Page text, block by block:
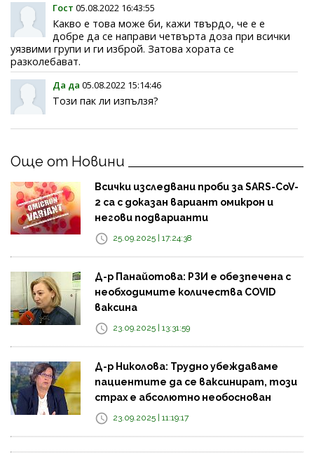
Гост 05.08.2022 16:43:55
Какво е това може би, кажи твърдо, че е е
добре да се направи четвърта доза при всички
уязвими групи и ги изброй. Затова хората се
разколебават.
Да да 05.08.2022 15:14:46
Този пак ли изпълзя?
Още от Новини
Всички изследвани проби за SARS-CoV-
2 са с доказан вариант омикрон и
негови подварианти
25.09.2025 | 17:24:38
Д-р Панайотова: РЗИ е обезпечена с
необходимите количества COVID
ваксина
23.09.2025 | 13:31:59
Д-р Николова: Трудно убеждаваме
пациентите да се ваксинират, този
страх е абсолютно необоснован
23.09.2025 | 11:19:17